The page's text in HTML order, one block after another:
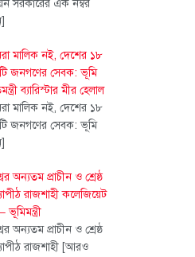
সরকারের এক নম্বর
মালিক নই, দেশের ১৮
জনগণের সেবক: ভূমি
ব্যারিস্টার মীর হেলাল
মালিক নই, দেশের ১৮
জনগণের সেবক: ভূমি
অন্যতম প্রাচীন ও শ্রেষ্ঠ
রাজশাহী কলেজিয়েট
ভূমিমন্ত্রী
অন্যতম প্রাচীন ও শ্রেষ্ঠ
রাজশাহী [আরও